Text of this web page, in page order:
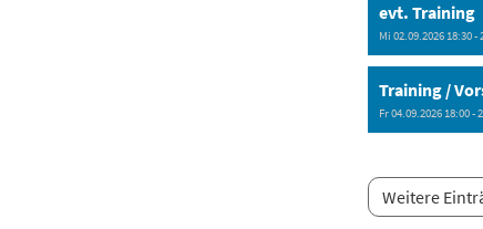
evt. Training
Mi 02.09.2026 18:30 -
Fr 04.09.2026 18:00 -
Weitere